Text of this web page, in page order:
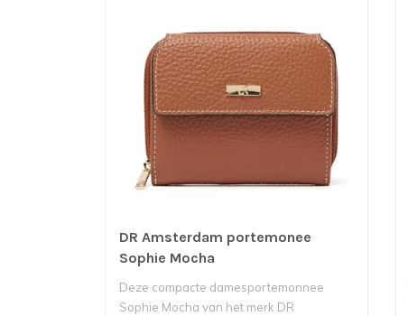
DR Amsterdam portemonee
Sophie Mocha
Deze compacte damesportemonnee
Sophie Mocha van het merk DR